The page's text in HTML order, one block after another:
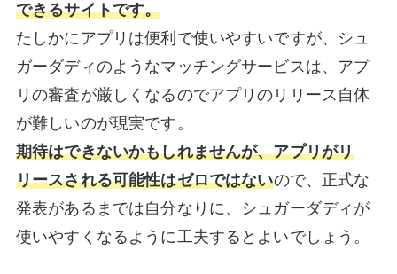
できるサイトです。
たしかにアプリは便利で使いやすいですが、シュ
ガーダディのようなマッチングサービスは、アプ
リの審査が厳しくなるのでアプリのリリース自体
が難しいのが現実です。
期待はできないかもしれませんが、アプリがリ
リースされる可能性はゼロではないので、正式な
発表があるまでは自分なりに、シュガーダディが
使いやすくなるように工夫するとよいでしょう。